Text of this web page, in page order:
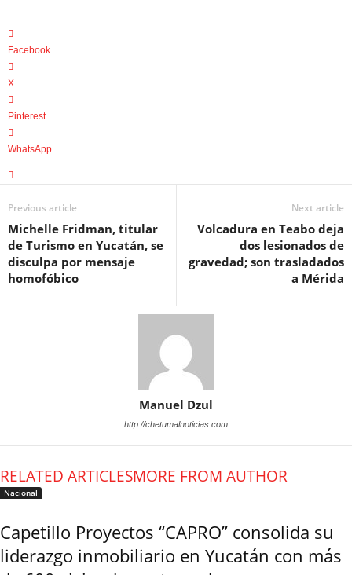
Facebook
X
Pinterest
WhatsApp
Previous article
Michelle Fridman, titular
de Turismo en Yucatán, se
disculpa por mensaje
homofóbico
Next article
Volcadura en Teabo deja
dos lesionados de
gravedad; son trasladados
a Mérida
Manuel Dzul
http://chetumalnoticias.com
RELATED ARTICLESMORE FROM AUTHOR
Nacional
Capetillo Proyectos “CAPRO” consolida su
liderazgo inmobiliario en Yucatán con más